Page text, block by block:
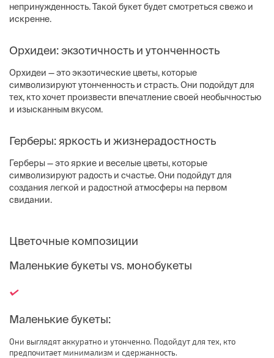
непринужденность. Такой букет будет смотреться свежо и
искренне.
Орхидеи: экзотичность и утонченность
Орхидеи — это экзотические цветы, которые
символизируют утонченность и страсть. Они подойдут для
тех, кто хочет произвести впечатление своей необычностью
и изысканным вкусом.
Герберы: яркость и жизнерадостность
Герберы — это яркие и веселые цветы, которые
символизируют радость и счастье. Они подойдут для
создания легкой и радостной атмосферы на первом
свидании.
Цветочные композиции
Маленькие букеты vs. монобукеты
Маленькие букеты:
Они выглядят аккуратно и утонченно. Подойдут для тех, кто
предпочитает минимализм и сдержанность.